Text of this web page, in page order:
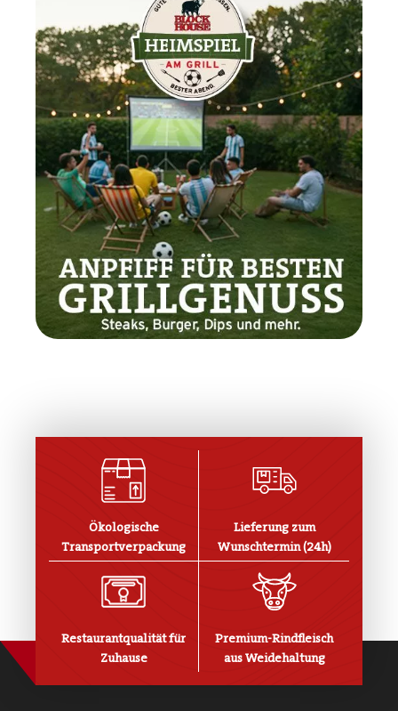
Ökologische
Transportverpackung
Lieferung zum
Wunschtermin (24h)
Restaurantqualität für
Zuhause
Premium-Rindfleisch
aus Weidehaltung